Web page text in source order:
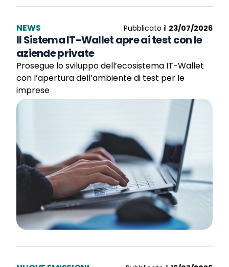
NEWS Pubblicato il 23/07/2026
Il Sistema IT-Wallet apre ai test con le
aziende private
Prosegue lo sviluppo dell’ecosistema IT-Wallet
con l’apertura dell’ambiente di test per le
imprese